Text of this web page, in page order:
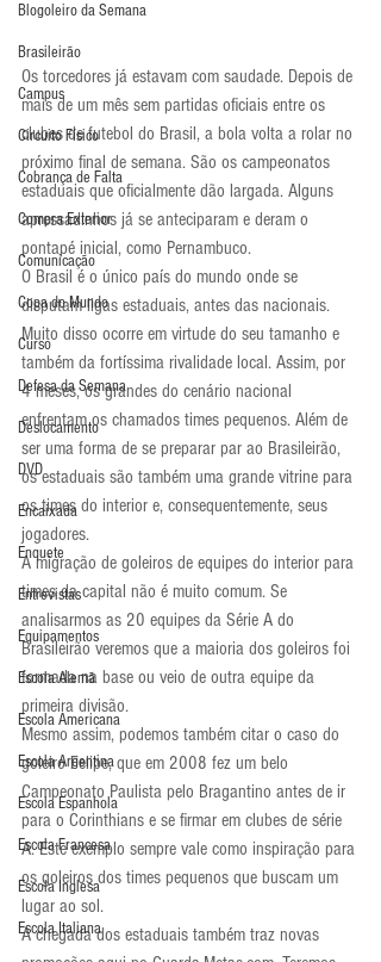
Blogoleiro da Semana
Brasileirão
Campus
Circuito Físico
Cobrança de Falta
Compra Exterior
Comunicação
Copa do Mundo
Curso
Defesa da Semana
Deslocamento
DVD
Encaixada
Enquete
Entrevistas
Equipamentos
Escola Alemã
Escola Americana
Escola Argentina
Escola Espanhola
Escola Francesa
Escola Inglesa
Escola Italiana
Os torcedores já estavam com saudade. Depois de
mais de um mês sem partidas oficiais entre os
clubes de futebol do Brasil, a bola volta a rolar no
próximo final de semana. São os campeonatos
estaduais que oficialmente dão largada. Alguns
apressadinhos já se anteciparam e deram o
pontapé inicial, como Pernambuco.
O Brasil é o único país do mundo onde se
disputam ligas estaduais, antes das nacionais.
Muito disso ocorre em virtude do seu tamanho e
também da fortíssima rivalidade local. Assim, por
4 meses, os grandes do cenário nacional
enfrentam os chamados times pequenos. Além de
ser uma forma de se preparar par ao Brasileirão,
os estaduais são também uma grande vitrine para
os times do interior e, consequentemente, seus
jogadores.
A migração de goleiros de equipes do interior para
times da capital não é muito comum. Se
analisarmos as 20 equipes da Série A do
Brasileirão veremos que a maioria dos goleiros foi
formada na base ou veio de outra equipe da
primeira divisão.
Mesmo assim, podemos também citar o caso do
goleiro Felipe, que em 2008 fez um belo
Campeonato Paulista pelo Bragantino antes de ir
para o Corinthians e se firmar em clubes de série
A. Este exemplo sempre vale como inspiração para
os goleiros dos times pequenos que buscam um
lugar ao sol.
A chegada dos estaduais também traz novas